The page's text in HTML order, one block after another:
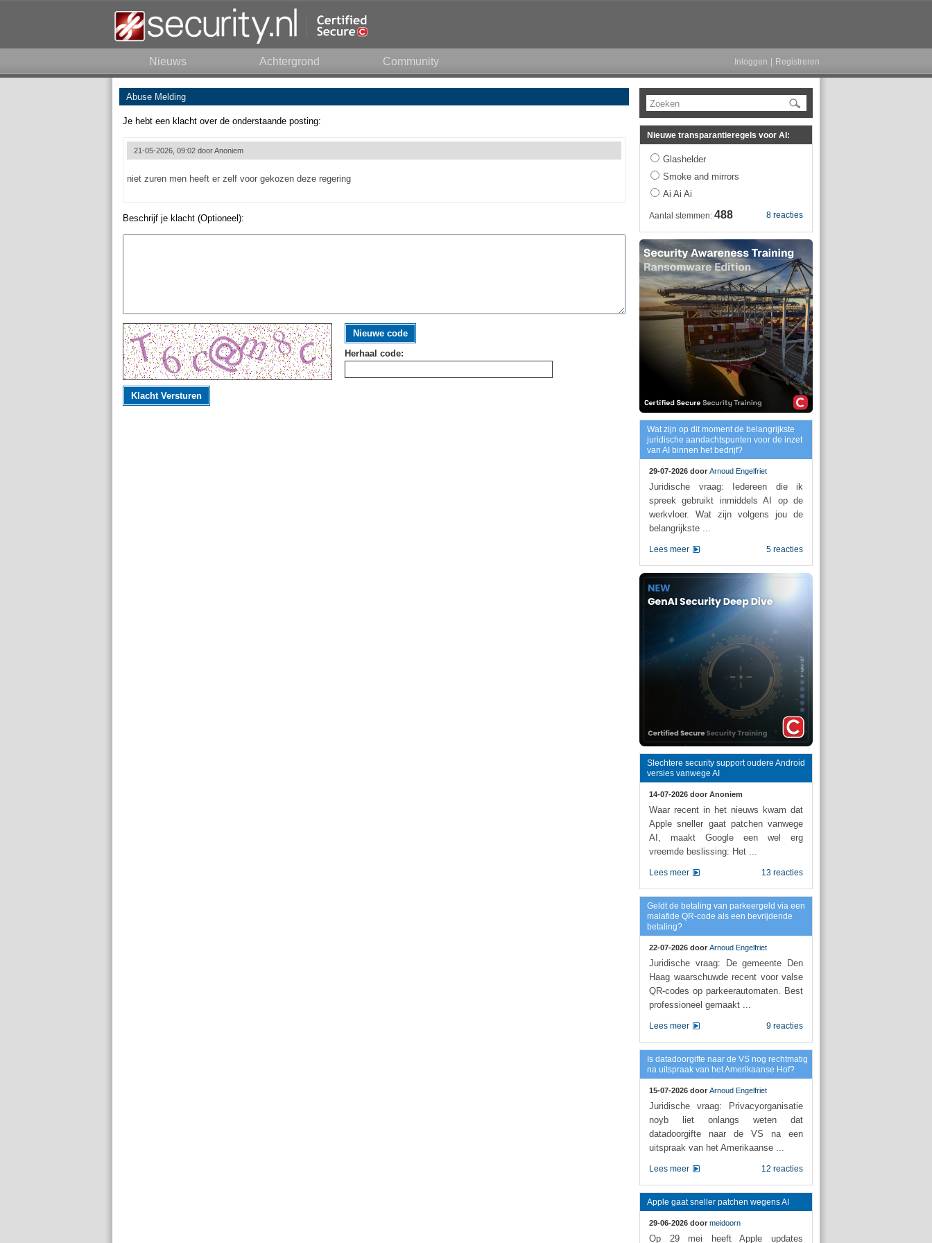
Nieuws Achtergrond Community Inloggen Registreren
Abuse Melding
Je hebt een klacht over de onderstaande posting:
21-05-2026, 09:02 doorAnoniem
niet zuren men heeft er zelf voor gekozen deze regering
Beschrijf je klacht (Optioneel):
Nieuwe code
Herhaal code:
Klacht Versturen
Zoeken
Nieuwe transparantieregels voor AI:
Glashelder
Smoke and mirrors
Ai Ai Ai
8 reacties
Aantal stemmen: 488
Wat zijn op dit moment de belangrijkste
juridische aandachtspunten voor de inzet
van AI binnen het bedrijf?
29-07-2026 door Arnoud Engelfriet
Juridische vraag: Iedereen die ik
spreek gebruikt inmiddels AI op de
werkvloer. Wat zijn volgens jou de
belangrijkste ...
5 reacties
Lees meer
Slechtere security support oudere Android
versies vanwege AI
14-07-2026 door Anoniem
Waar recent in het nieuws kwam dat
Apple sneller gaat patchen vanwege
AI, maakt Google een wel erg
vreemde beslissing: Het ...
13 reacties
Lees meer
Geldt de betaling van parkeergeld via een
malafide QR-code als een bevrijdende
betaling?
22-07-2026 door Arnoud Engelfriet
Juridische vraag: De gemeente Den
Haag waarschuwde recent voor valse
QR-codes op parkeerautomaten. Best
professioneel gemaakt ...
9 reacties
Lees meer
Is datadoorgifte naar de VS nog rechtmatig
na uitspraak van het Amerikaanse Hof?
15-07-2026 door Arnoud Engelfriet
Juridische vraag: Privacyorganisatie
noyb liet onlangs weten dat
datadoorgifte naar de VS na een
uitspraak van het Amerikaanse ...
12 reacties
Lees meer
Apple gaat sneller patchen wegens AI
29-06-2026 door meidoorn
Op 29 mei heeft Apple updates